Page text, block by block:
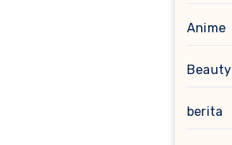
Anime
Beauty
berita